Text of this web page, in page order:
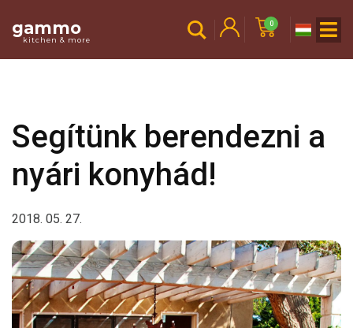
gammo
kitchen & more
0
Segítünk berendezni a
nyári konyhád!
2018. 05. 27.